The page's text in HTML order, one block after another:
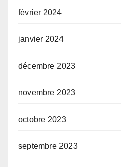
février 2024
janvier 2024
décembre 2023
novembre 2023
octobre 2023
septembre 2023